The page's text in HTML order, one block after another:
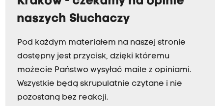
naszych Słuchaczy
Pod każdym materiałem na naszej stronie
dostępny jest przycisk, dzięki któremu
możecie Państwo wysyłać maile z opiniami.
Wszystkie będą skrupulatnie czytane i nie
pozostaną bez reakcji.